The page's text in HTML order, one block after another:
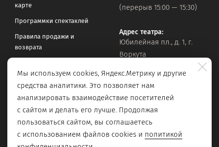
карте
Программки спектаклей
Правила продажи и
возврата
Оставить обращение
(перерыв 15:00 — 15:30)
Адрес театра:
Юбилейная пл., д. 1, г.
Воркута
Официальная почта:
vorkteatrdr@mail.ru
Мы используем cookies, Яндекс.Метрику и другие
средства аналитики. Это позволяет нам
анализировать взаимодействие посетителей
с сайтом и делать его лучше. Продолжая
пользоваться сайтом, вы соглашаетесь
с использованием файлов cookies и политикой